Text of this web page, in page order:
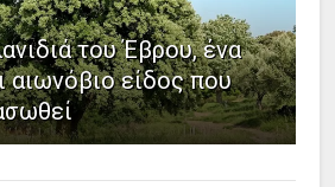
του Έβρου, ένα
αιωνόβιο είδος που